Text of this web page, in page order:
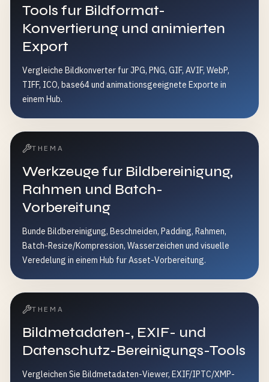
Tools fur Bildformat-
Konvertierung und animierten
Export
Vergleiche Bildkonverter fur JPG, PNG, GIF, AVIF, WebP,
TIFF, ICO, base64 und animationsgeeignete Exporte in
einem Hub.
THEMA
Werkzeuge fur Bildbereinigung,
Rahmen und Batch-
Vorbereitung
Bunde Bildbereinigung, Beschneiden, Padding, Rahmen,
Batch-Resize/Kompression, Wasserzeichen und visuelle
Veredelung in einem Hub fur Asset-Vorbereitung.
THEMA
Bildmetadaten-, EXIF- und
Datenschutz-Bereinigungs-Tools
Vergleichen Sie Bildmetadaten-Viewer, EXIF/IPTC/XMP-